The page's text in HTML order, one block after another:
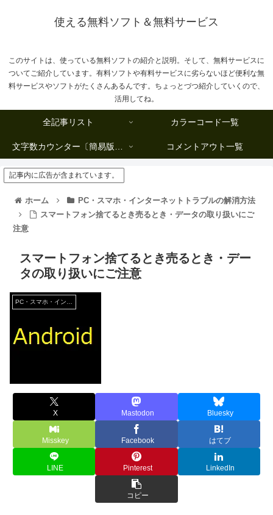
使える無料ソフト＆無料サービス
このサイトは、使っている無料ソフトの紹介と説明。そして、無料サービスに
ついてご紹介しています。有料ソフトや有料サービスに劣らないほど便利な無
料サービスやソフトがたくさんあるんです。ちょっとづつ紹介していくので、
活用してね。
全記事リスト カラーコード一覧
文字数カウンター〔簡易版複数行タイプ〕 コメントアウト一覧
記事内に広告が含まれています。
ホーム
PC・スマホ・インターネットトラブルの解消方法
スマートフォン捨てるとき売るとき・データの取り扱いにご
注意
スマートフォン捨てるとき売るとき・デー
タの取り扱いにご注意
PC・スマホ・インターネットトラブルの解消方法
X Mastodon Bluesky
Misskey Facebook はてブ
LINE Pinterest LinkedIn
コピー